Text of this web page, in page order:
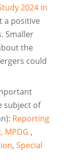
2024 in
a positive
Smaller
the
could
subject of
Reporting
MPDG ,
, Special